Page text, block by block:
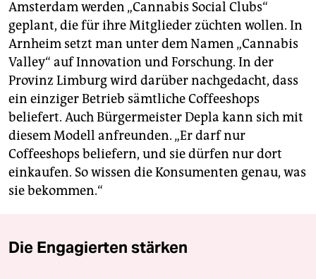
Amsterdam werden „Cannabis Social Clubs“
geplant, die für ihre Mitglieder züchten wollen. In
Arnheim setzt man unter dem Namen „Cannabis
Valley“ auf Innovation und Forschung. In der
Provinz Limburg wird darüber nachgedacht, dass
ein einziger Betrieb sämtliche Coffeeshops
beliefert. Auch Bürgermeister Depla kann sich mit
diesem Modell anfreunden. „Er darf nur
Coffeeshops beliefern, und sie dürfen nur dort
einkaufen. So wissen die Konsumenten genau, was
sie bekommen.“
Die Engagierten stärken